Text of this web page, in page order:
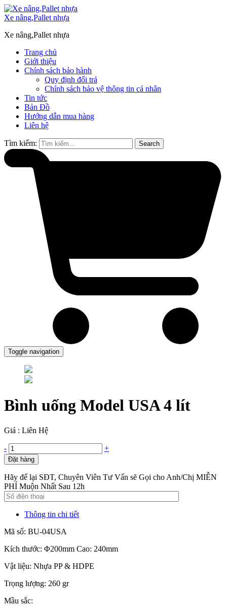
Xe nâng,Pallet nhựa
Xe nâng,Pallet nhựa
Trang chủ
Giới thiệu
Chính sách bảo hành
Quy định đổi trả
Chính sách bảo vệ thông tin cá nhân
Tin tức
Bản Đồ
Hướng dẫn mua hàng
Liên hệ
Tìm kiếm: Search
Toggle navigation
Bình uống Model USA 4 lít
Giá : Liên Hệ
- +
Đặt hàng
Hãy để lại SĐT, Chuyên Viên Tư Vấn sẽ Gọi cho Anh/Chị MIỄN
PHÍ Muộn Nhất Sau 12h
Thông tin chi tiết
Mã số: BU-04USA
Kích thước: Φ200mm Cao: 240mm
Vật liệu: Nhựa PP & HDPE
Trọng lượng: 260 gr
Mầu sắc: